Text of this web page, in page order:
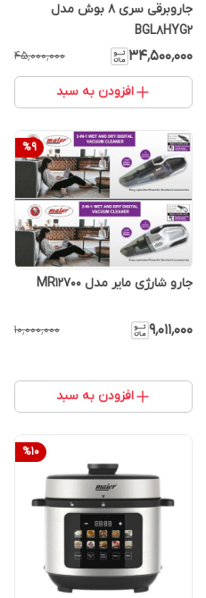
جاروبرقی سری 8 بوش مدل
BGL8HYG2
۳۴٬۵۰۰٬۰۰۰ ۴۵٬۰۰۰٬۰۰۰
افزودن به سبد
%9
جارو شارژی مایر مدل MR12700
۹٬۰۱۱٬۰۰۰ ۱۰٬۰۰۰٬۰۰۰
افزودن به سبد
%10